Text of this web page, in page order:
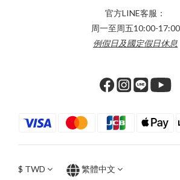
官方LINE客服：
周一至周五10:00-17:00
例假日及國定假日休息
$ TWD 繁體中文